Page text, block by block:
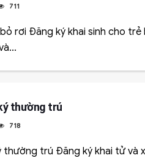
711
rơi Đăng ký khai sinh cho trẻ
thường trú
718
thường trú Đăng ký khai tử và